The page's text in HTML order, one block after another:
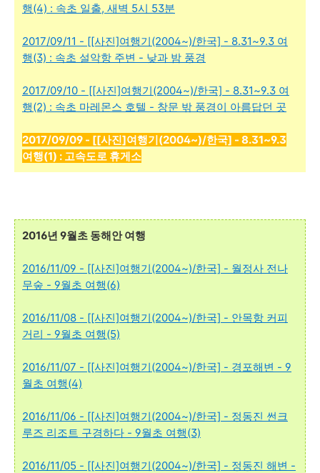
행(4) : 속초 일출, 새벽 5시 53분
2017/09/11 - [[사진]여행기(2004~)/한국] - 8.31~9.3 여
행(3) : 속초 설악항 주변 - 낮과 밤 풍경
2017/09/10 - [[사진]여행기(2004~)/한국] - 8.31~9.3 여
행(2) : 속초 마레몬스 호텔 - 창문 밖 풍경이 아름답던 곳
2017/09/09 - [[사진]여행기(2004~)/한국] - 8.31~9.3
여행(1) : 고속도로 휴게소
2016년 9월초 동해안 여행
2016/11/09 - [[사진]여행기(2004~)/한국] - 월정사 전나
무숲 - 9월초 여행(6)
2016/11/08 - [[사진]여행기(2004~)/한국] - 안목항 커피
거리 - 9월초 여행(5)
2016/11/07 - [[사진]여행기(2004~)/한국] - 경포해변 - 9
월초 여행(4)
2016/11/06 - [[사진]여행기(2004~)/한국] - 정동진 썬크
루즈 리조트 구경하다 - 9월초 여행(3)
2016/11/05 - [[사진]여행기(2004~)/한국] - 정동진 해변 -